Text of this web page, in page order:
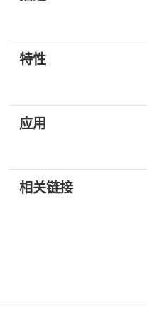
特性
应用
相关链接